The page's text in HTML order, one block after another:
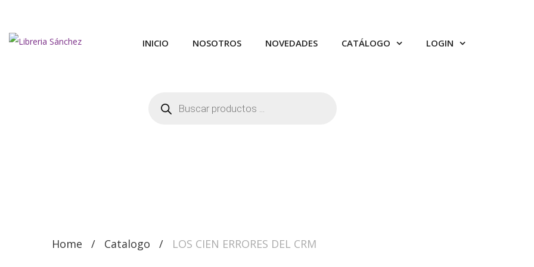
INICIO NOSOTROS NOVEDADES CATÁLOGO LOGIN
productos
Home Catalogo LOS CIEN ERRORES DEL CRM